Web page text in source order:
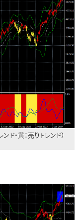
ド・黄：売りトレンド）